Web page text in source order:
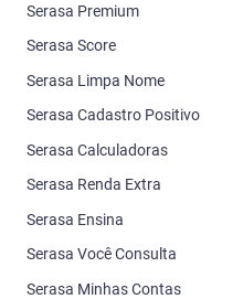
Serasa Premium
Serasa Score
Serasa Limpa Nome
Serasa Cadastro Positivo
Serasa Calculadoras
Serasa Renda Extra
Serasa Ensina
Serasa Você Consulta
Serasa Minhas Contas